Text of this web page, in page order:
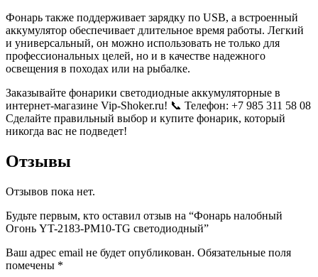
Фонарь также поддерживает зарядку по USB, а встроенный
аккумулятор обеспечивает длительное время работы. Легкий
и универсальный, он можно использовать не только для
профессиональных целей, но и в качестве надежного
освещения в походах или на рыбалке.
Заказывайте фонарики светодиодные аккумуляторные в
интернет-магазине Vip-Shoker.ru! 📞 Телефон: +7 985 311 58 08
Сделайте правильный выбор и купите фонарик, который
никогда вас не подведет!
Отзывы
Отзывов пока нет.
Будьте первым, кто оставил отзыв на “Фонарь налобный
Огонь YT-2183-PM10-TG светодиодный”
Ваш адрес email не будет опубликован. Обязательные поля
помечены *